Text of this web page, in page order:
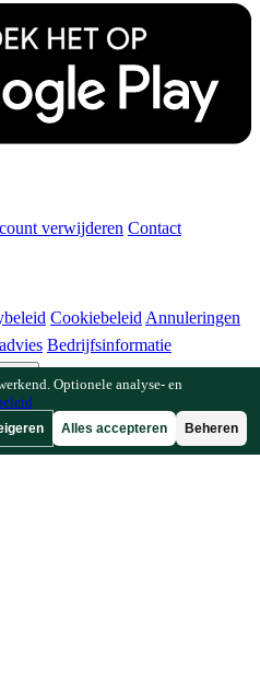
verwijderen Contact
Cookiebeleid Annuleringen
Bedrijfsinformatie
Optionele analyse- en
Alles accepteren Beheren